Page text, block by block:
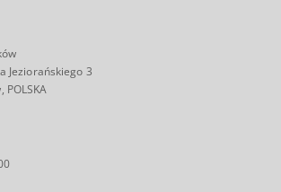
Jeziorańskiego 3
POLSKA